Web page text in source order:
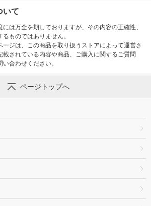
いて
は万全を期しておりますが、その内容の正確性、
ものではありません。
ージは、この商品を取り扱うストアによって運営さ
載されている内容や商品、ご購入に関するご質問
合わせください。
ページトップへ